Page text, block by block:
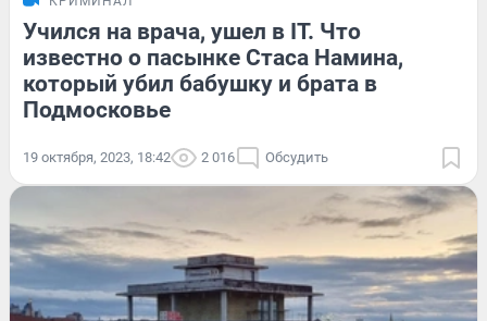
Учился на врача, ушел в IT. Что
известно о пасынке Стаса Намина,
который убил бабушку и брата в
Подмосковье
19 октября, 2023, 18:42 2 016 Обсудить